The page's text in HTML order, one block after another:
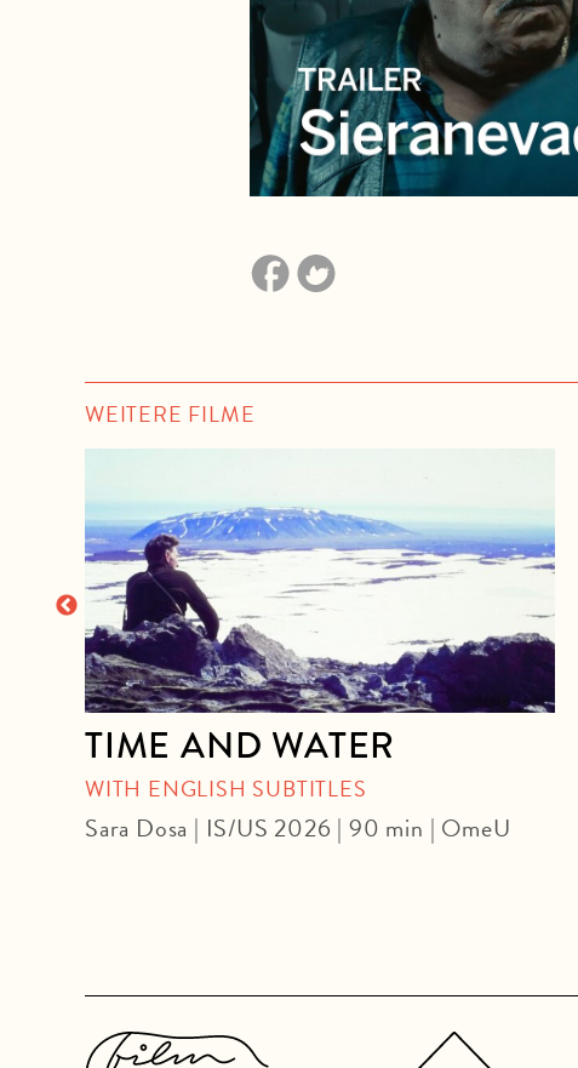
WEITERE FILME
TIME AND WATER
WITH ENGLISH SUBTITLES
Sara Dosa | IS/US 2026 | 90 min | OmeU